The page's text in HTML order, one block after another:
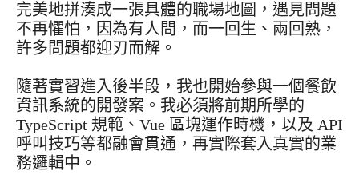
完美地拼湊成一張具體的職場地圖，遇見問題
不再懼怕，因為有人問，而一回生、兩回熟，
許多問題都迎刃而解。
隨著實習進入後半段，我也開始參與一個餐飲
資訊系統的開發案。我必須將前期所學的
TypeScript 規範、Vue 區塊運作時機，以及 API
呼叫技巧等都融會貫通，再實際套入真實的業
務邏輯中。